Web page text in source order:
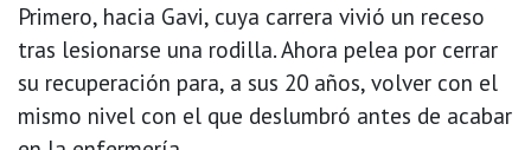
Primero, hacia Gavi, cuya carrera vivió un receso
tras lesionarse una rodilla. Ahora pelea por cerrar
su recuperación para, a sus 20 años, volver con el
mismo nivel con el que deslumbró antes de acabar